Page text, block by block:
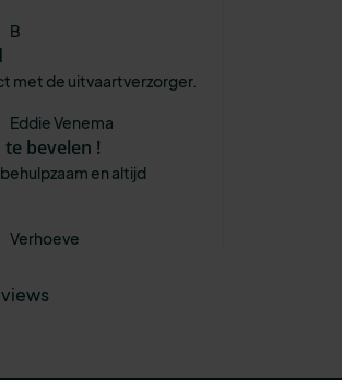
B
met de uitvaartverzorger.
Eddie Venema
bevelen !
en altijd
Verhoeve